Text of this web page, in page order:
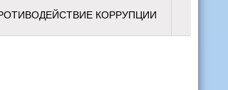
КОРРУПЦИИ